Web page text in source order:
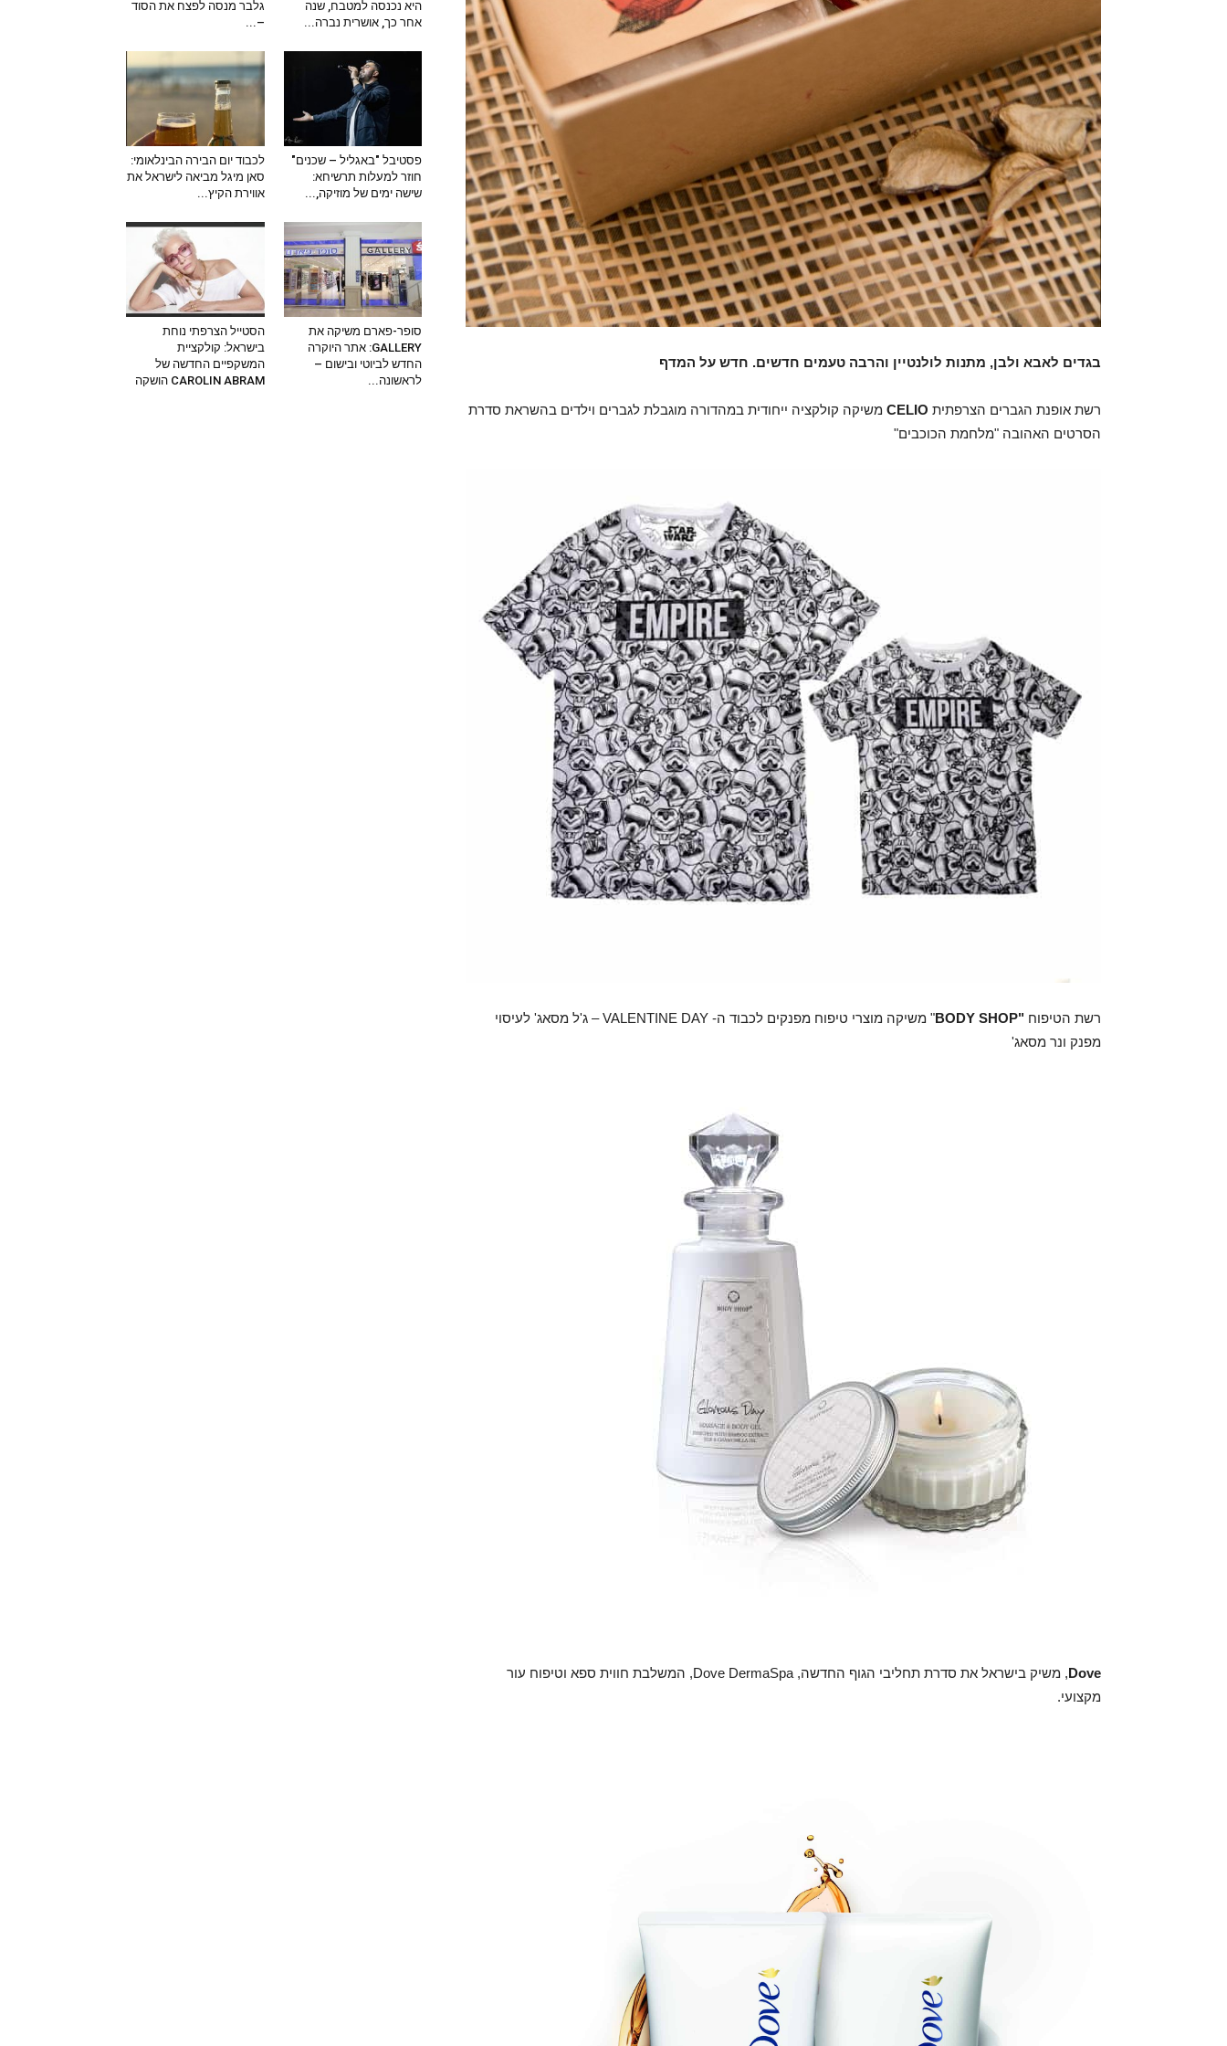
בגדים לאבא ולבן, מתנות לולנטיין והרבה טעמים חדשים. חדש על המדף
רשת אופנת הגברים הצרפתית
משיקה קולקציה ייחודית במהדורה מוגבלת לגברים וילדים בהשראת סדרת
הסרטים האהובה "מלחמת הכוכבים"
רשת הטיפוח "BODY SHOP
" משיקה מוצרי טיפוח מפנקים לכבוד ה- VALENTINE DAY – ג'ל מסאג' לעיסוי
מפנק ונר מסאג'
Dove
, משיק בישראל את סדרת תחליבי הגוף החדשה, Dove DermaSpa, המשלבת חווית ספא וטיפוח עור
מקצועי.
היא נכנסה למטבח, שנה
אחר כך, אושרית נברה...
גלבר מנסה לפצח את הסוד
–...
פסטיבל "באגליל – שכנים"
חוזר למעלות תרשיחא:
שישה ימים של מוזיקה,...
לכבוד יום הבירה הבינלאומי:
סאן מיגל מביאה לישראל את
אווירת הקיץ...
סופר-פארם משיקה את
GALLERY: אתר היוקרה
החדש לביוטי ובישום –
לראשונה...
הסטייל הצרפתי נוחת
בישראל: קולקציית
המשקפיים החדשה של
CAROLIN ABRAM הושקה